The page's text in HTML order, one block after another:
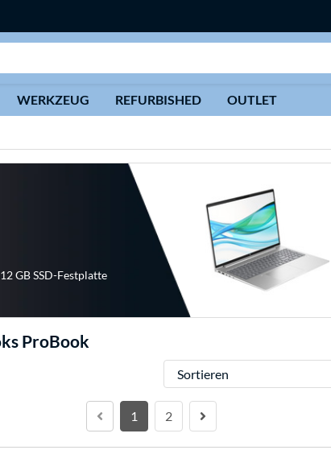
WERKZEUG REFURBISHED OUTLET
GB SSD-Festplatte
ProBook
Sortieren
1 2